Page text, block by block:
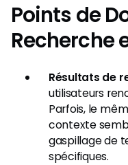
Points de
Recherche
Résultats de
utilisateurs
Parfois, le
contexte
gaspillage de
spécifiques.